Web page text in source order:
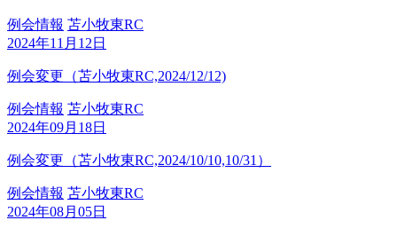
例会情報 苫小牧東RC
2024年11月12日
例会変更（苫小牧東RC,2024/12/12)
例会情報 苫小牧東RC
2024年09月18日
例会変更（苫小牧東RC,2024/10/10,10/31）
例会情報 苫小牧東RC
2024年08月05日